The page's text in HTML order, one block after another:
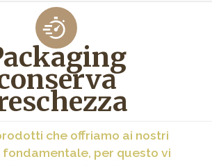
che offriamo ai nostri
fondamentale, per questo vi